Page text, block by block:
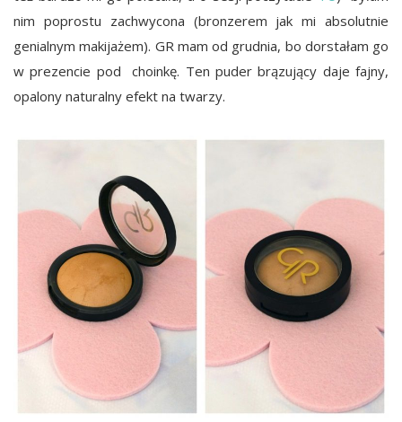
nim poprostu zachwycona (bronzerem jak mi absolutnie
genialnym makijażem). GR mam od grudnia, bo dorstałam go
w prezencie pod choinkę. Ten puder brązujący daje fajny,
opalony naturalny efekt na twarzy.